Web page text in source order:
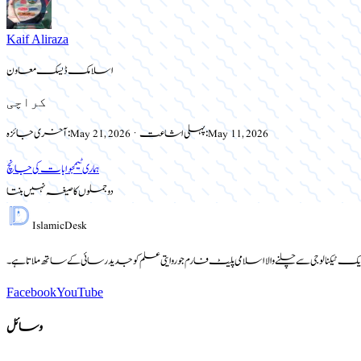
Kaif Aliraza
اسلامک ڈیسک معاون
کراچی
آخری جائزہ:May 21, 2026 · پہلی اشاعت:May 11, 2026
ہماری ٹیمجوابات کی جانچ
دو جملوں کا صیغہ نہیں بنتا
IslamicDesk
ٹیکنالوجی سے چلنے والا اسلامی پلیٹ فارم جو روایتی علم کو جدید رسائی کے ساتھ ملاتا ہے۔
FacebookYouTube
وسائل